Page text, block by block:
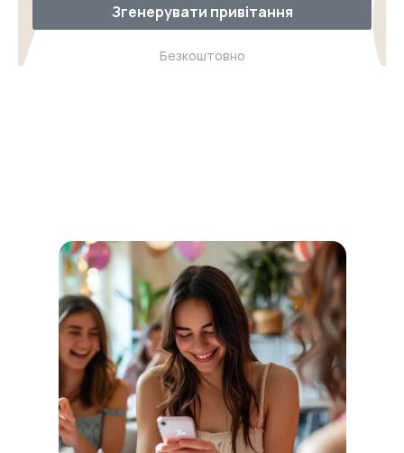
Згенерувати привітання
Безкоштовно